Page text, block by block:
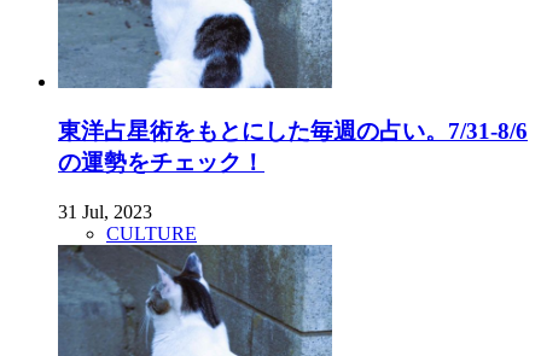
東洋占星術をもとにした毎週の占い。7/31-8/6
の運勢をチェック！
31 Jul, 2023
CULTURE